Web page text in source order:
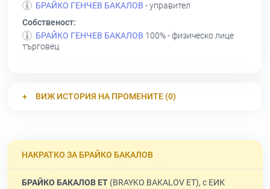
БРАЙКО ГЕНЧЕВ БАКАЛОВ - управител
Собственост:
БРАЙКО ГЕНЧЕВ БАКАЛОВ 100% - физическо лице
търговец
ВИЖ ИСТОРИЯ НА ПРОМЕНИТЕ (0)
НАКРАТКО ЗА БРАЙКО БАКАЛОВ
БРАЙКО БАКАЛОВ ЕТ (BRAYKO BAKALOV ET), с ЕИК